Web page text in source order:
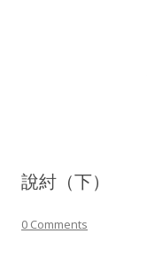
說紂（下）
0 Comments